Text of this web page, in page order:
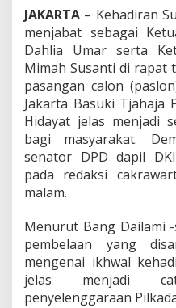
JAKARTA – Kehadiran
menjabat sebagai
Dahlia Umar serta
Mimah Susanti di
pasangan calon
Jakarta Basuki Tjahaja
Hidayat jelas menjadi
bagi masyarakat.
senator DPD dapil
pada redaksi
malam.
Menurut Bang Dailami
pembelaan yang
mengenai ikhwal
jelas menjadi
penyelenggaraan